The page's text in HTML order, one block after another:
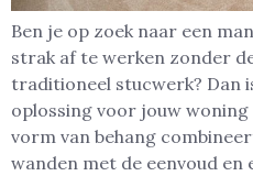
Ben je op zoek naar een
strak af te werken zonder
traditioneel stucwerk? Dan
oplossing voor jouw
vorm van behang
wanden met de eenvoud